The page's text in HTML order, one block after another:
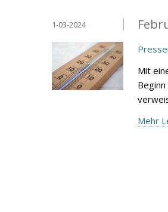
1-03-2024
Mit
Mehr